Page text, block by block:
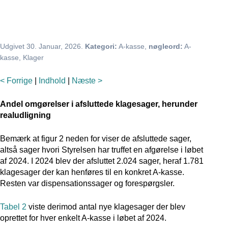
Udgivet 30. Januar, 2026 Kategori: A-kasse, nøgleord: A-
kasse, Klager
< Forrige Indhold Næste >
Andel omgørelser i afsluttede klagesager, herunder
realudligning
Bemærk at figur 2 neden for viser de afsluttede sager,
altså sager hvori Styrelsen har truffet en afgørelse i løbet
af 2024. I 2024 blev der afsluttet 2.024 sager, heraf 1.781
klagesager der kan henføres til en konkret A-kasse.
Resten var dispensationssager og forespørgsler.
Tabel 2 viste derimod antal nye klagesager der blev
oprettet for hver enkelt A-kasse i løbet af 2024.